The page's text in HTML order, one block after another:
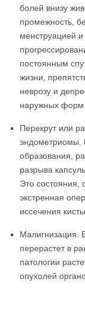
болей внизу
промежность,
менструацией
постоянным
жизни,
неврозу и
наружных форм
Перекрут или
эндометриомы.
образования,
разрыва
Это состояния,
экстренная
иссечения
Малигнизация.
перерастет в
патологии
опухолей